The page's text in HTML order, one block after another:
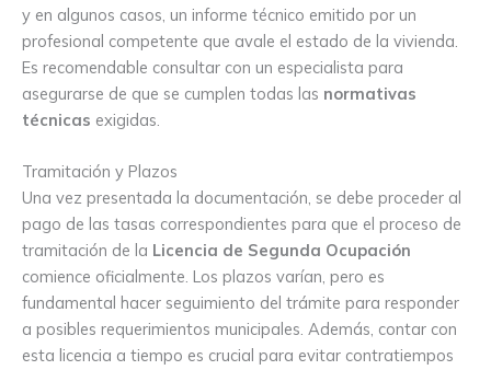
y en algunos casos, un informe técnico emitido por un
profesional competente que avale el estado de la vivienda.
Es recomendable consultar con un especialista para
asegurarse de que se cumplen todas las normativas
técnicas exigidas.
Tramitación y Plazos
Una vez presentada la documentación, se debe proceder al
pago de las tasas correspondientes para que el proceso de
tramitación de la Licencia de Segunda Ocupación
comience oficialmente. Los plazos varían, pero es
fundamental hacer seguimiento del trámite para responder
a posibles requerimientos municipales. Además, contar con
esta licencia a tiempo es crucial para evitar contratiempos